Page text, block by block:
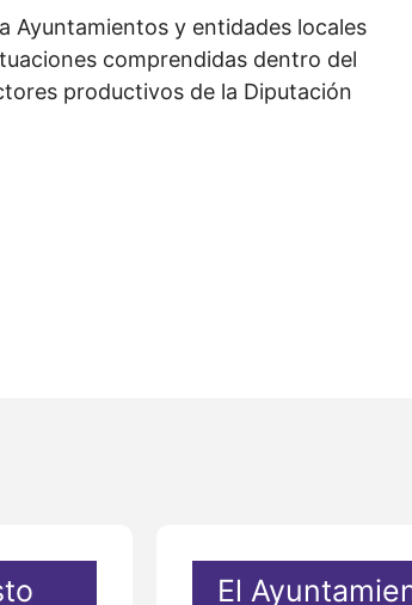
Ayuntamientos y entidades locales
comprendidas dentro del
productivos de la Diputación
El